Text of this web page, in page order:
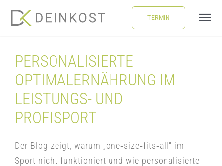
LEISTUNGEN
FAQ
BLOG
TERMIN
PERSONALISIERTE
OPTIMALERNÄHRUNG IM
LEISTUNGS- UND
PROFISPORT
Der Blog zeigt, warum „one‑size‑fits‑all“ im
Sport nicht funktioniert und wie personalisierte